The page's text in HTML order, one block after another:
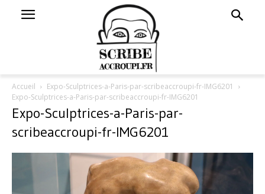
Accueil
Expo-Sculptrices-a-Paris-par-scribeaccroupi-fr-IMG6201
Expo-Sculptrices-a-Paris-par-scribeaccroupi-fr-IMG6201
Expo-Sculptrices-a-Paris-par-
scribeaccroupi-fr-IMG6201